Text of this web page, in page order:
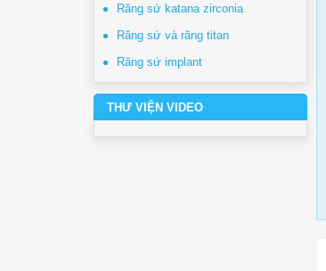
Răng sứ katana zirconia
Răng sứ và răng titan
Răng sứ implant
THƯ VIỆN VIDEO